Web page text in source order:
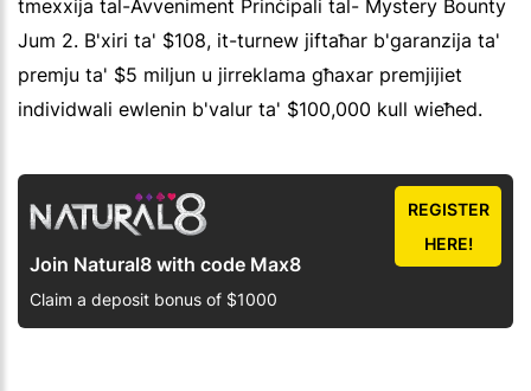
tmexxija tal-Avveniment Prinċipali tal- Mystery Bounty
Jum 2. B'xiri ta' $108, it-turnew jiftaħar b'garanzija ta'
premju ta' $5 miljun u jirreklama għaxar premjijiet
individwali ewlenin b'valur ta' $100,000 kull wieħed.
Join Natural8 with code Max8
Claim a deposit bonus of $1000
REGISTER
HERE!